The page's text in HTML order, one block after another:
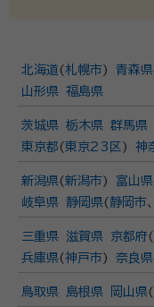
北海道 (札幌市) 青森県
山形県 福島県
茨城県 栃木県 群馬県
東京都 ( 東京23区 ) 神
新潟県(新潟市) 富山県
岐阜県
静岡県( 静岡市、
三重県 滋賀県 京都府(
兵庫県(神戸市) 奈良県
鳥取県 島根県 岡山県(